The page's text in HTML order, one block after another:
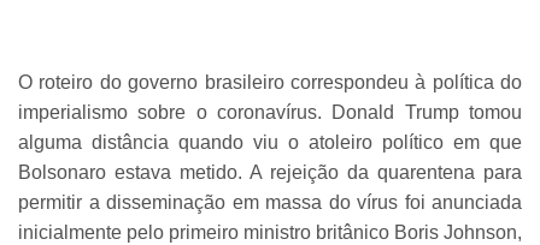
O roteiro do governo brasileiro correspondeu à política do
imperialismo sobre o coronavírus. Donald Trump tomou
alguma distância quando viu o atoleiro político em que
Bolsonaro estava metido. A rejeição da quarentena para
permitir a disseminação em massa do vírus foi anunciada
inicialmente pelo primeiro ministro britânico Boris Johnson,